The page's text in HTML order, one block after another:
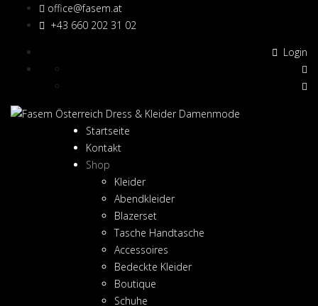
office@fasem.at
+43 660 202 31 02
Login
Startseite
Kontakt
Shop
Kleider
Abendkleider
Blazerset
Tasche Handtasche
Accessoires
Bedeckte Kleider
Boutique
Schuhe